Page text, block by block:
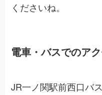
くださいね。
電車・バスでのア
JR一ノ関駅前西口バ